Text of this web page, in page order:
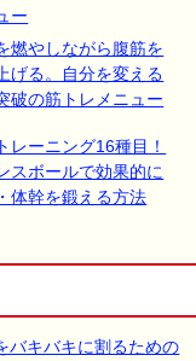
ー
燃やしながら腹筋を
げる。自分を変える
破の筋トレメニュー
レーニング16種目！
スボールで効果的に
体幹を鍛える方法
バキバキに割るための